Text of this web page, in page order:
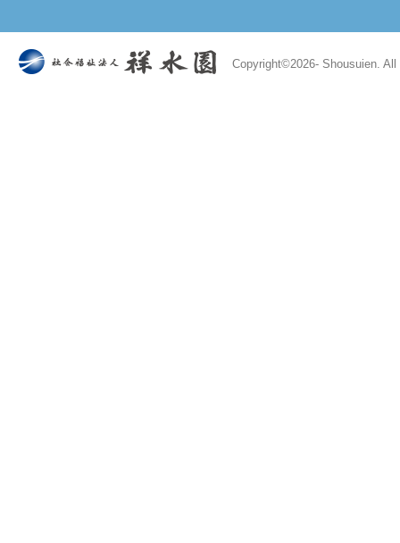
Copyright©2026- Shousuien.